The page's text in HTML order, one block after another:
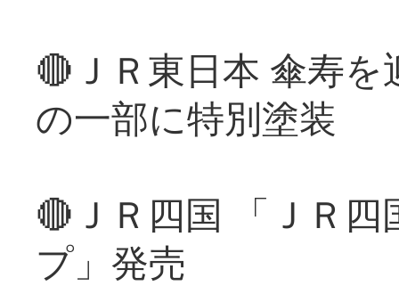
🔴ＪＲ東日本 傘寿
の一部に特別塗装
🔴ＪＲ四国 「ＪＲ
プ」発売